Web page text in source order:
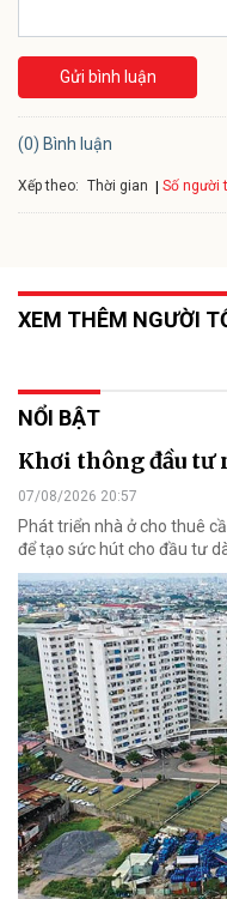
Gửi bình luận
(0) Bình luận
Xếp theo: Thời gian Số người
XEM THÊM NGƯỜI
NỔI BẬT
Khơi thông đầu tư
07/08/2026 20:57
Phát triển nhà ở cho thuê
để tạo sức hút cho đầu tư